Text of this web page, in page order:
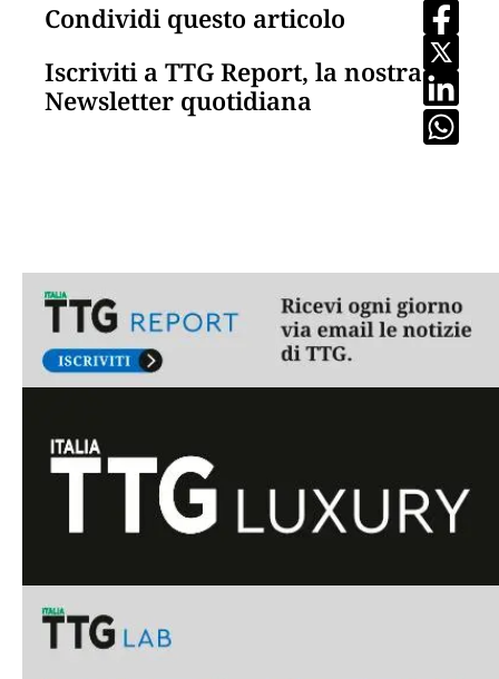
Condividi questo articolo
Iscriviti a TTG Report, la nostra
Newsletter quotidiana